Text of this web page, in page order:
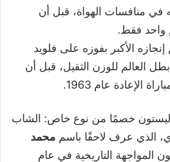
في منافسات الهواة، قبل أن
واحد فقط.
حقق إنجازه الأكبر بفوزه على فلويد
العالم للوزن الثقيل، قبل أن
الإعادة عام 1963.
خصمًا من نوع خاص: الشاب
الذي عرف لاحقًا باسم محمد
المواجهة التاريخية في عام